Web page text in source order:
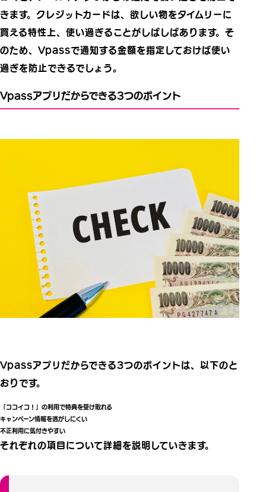
きます。クレジットカードは、欲しい物をタイムリーに
買える特性上、使い過ぎることがしばしばあります。そ
のため、Vpassで通知する金額を指定しておけば使い
過ぎを防止できるでしょう。
Vpassアプリだからできる3つのポイント
Vpassアプリだからできる3つのポイントは、以下のと
おりです。
「ココイコ！」の利用で特典を受け取れる
キャンペーン情報を逃がしにくい
不正利用に気付きやすい
それぞれの項目について詳細を説明していきます。